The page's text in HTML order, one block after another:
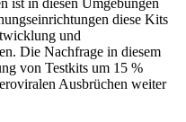
ist in diesen Umgebungen
diese Kits
und
Die Nachfrage in diesem
von Testkits um 15 %
Ausbrüchen weiter